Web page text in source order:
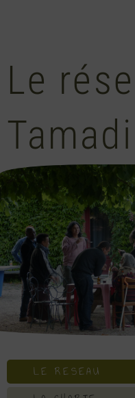
Le
Tamadi
LE RESEAU